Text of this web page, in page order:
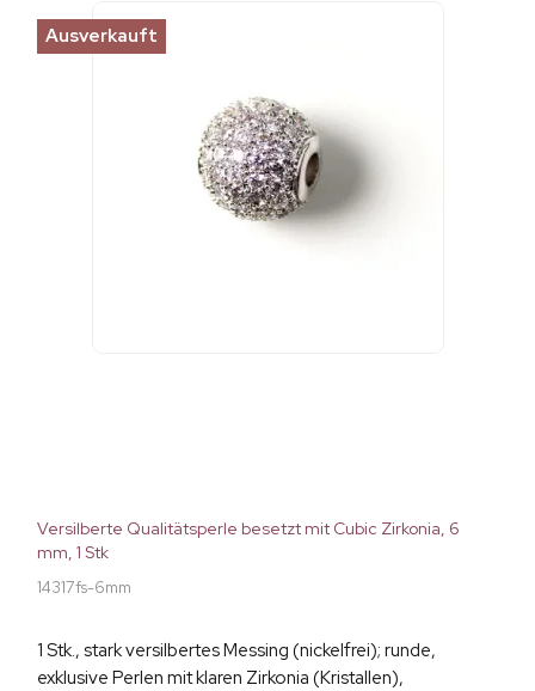
Ausverkauft
Versilberte Qualitätsperle besetzt mit Cubic Zirkonia, 6
mm, 1 Stk
14317fs-6mm
1 Stk., stark versilbertes Messing (nickelfrei); runde,
exklusive Perlen mit klaren Zirkonia (Kristallen),